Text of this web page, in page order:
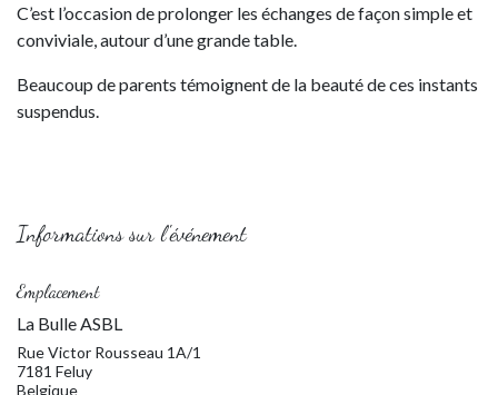
C’est l’occasion de prolonger les échanges de façon simple et
conviviale, autour d’une grande table.
Beaucoup de parents témoignent de la beauté de ces instants
suspendus.
Informations sur l'événement
Emplacement
La Bulle ASBL
Rue Victor Rousseau 1A/1
7181 Feluy
Belgique